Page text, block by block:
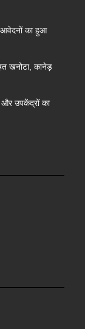
आवेदनों का हुआ
खनोटा, कानेड़
और उपकेंद्रों का